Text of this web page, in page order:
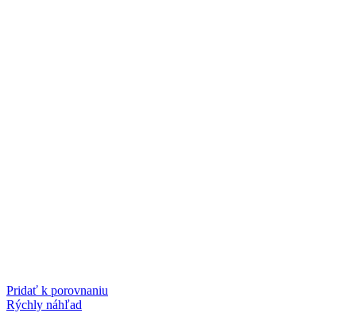
Pridať k porovnaniu
Rýchly náhľad